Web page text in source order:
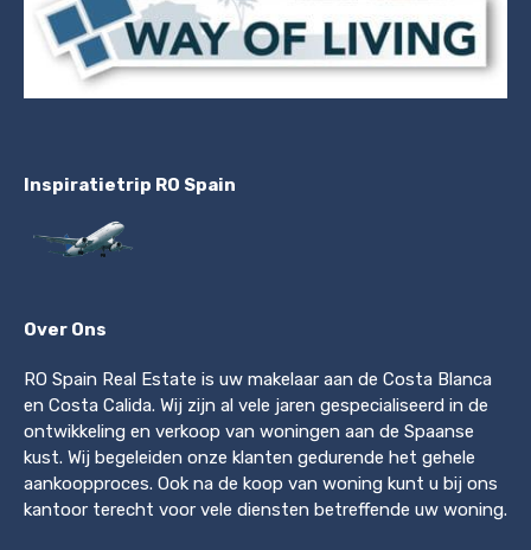
Inspiratietrip RO Spain
Over Ons
RO Spain Real Estate is uw makelaar aan de Costa Blanca
en Costa Calida. Wij zijn al vele jaren gespecialiseerd in de
ontwikkeling en verkoop van woningen aan de Spaanse
kust. Wij begeleiden onze klanten gedurende het gehele
aankoopproces. Ook na de koop van woning kunt u bij ons
kantoor terecht voor vele diensten betreffende uw woning.